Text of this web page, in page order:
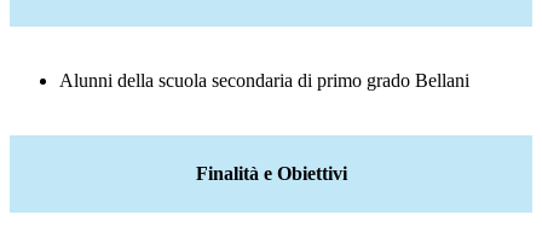
Alunni della scuola secondaria di primo grado Bellani
Finalità e Obiettivi